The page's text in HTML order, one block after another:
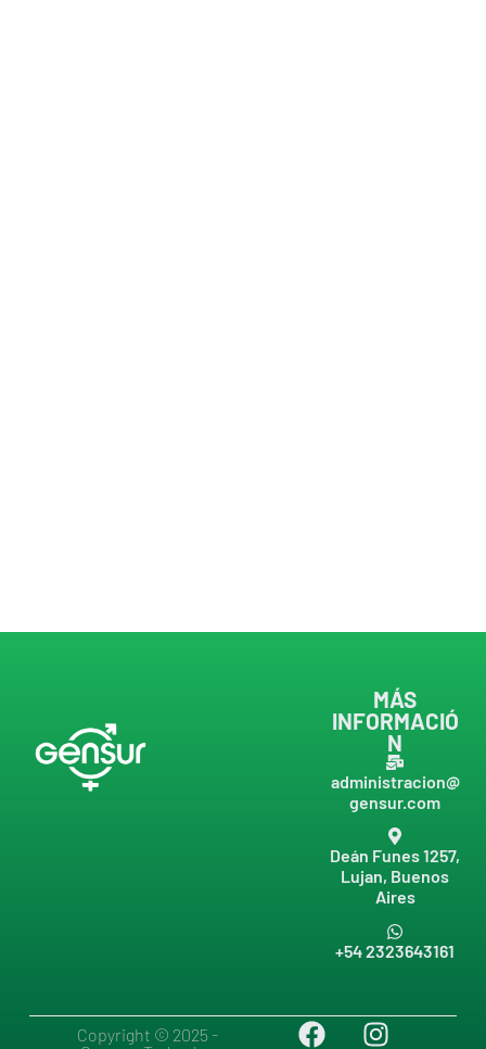
MÁS
INFORMACIÓ
N
administracion@
gensur.com
Deán Funes 1257,
Lujan, Buenos
Aires
+54 2323643161
Copyright © 2025 -